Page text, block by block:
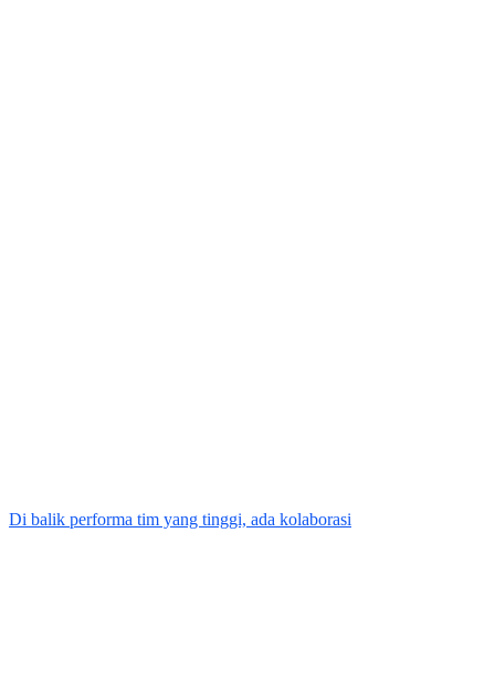
Di balik performa tim yang tinggi, ada kolaborasi